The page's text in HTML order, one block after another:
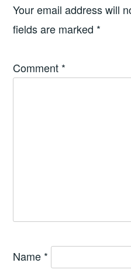
Your email address will
fields are marked *
Comment *
Name *